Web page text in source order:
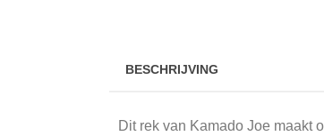
BESCHRIJVING
Dit rek van Kamado Joe maakt